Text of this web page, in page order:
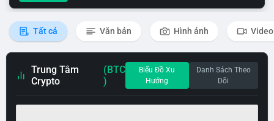
Tất cả Văn bản Hình ảnh Video
Trung Tâm
Crypto
(BTC
)
Biểu Đồ Xu
Hướng
Danh Sách Theo
Dõi